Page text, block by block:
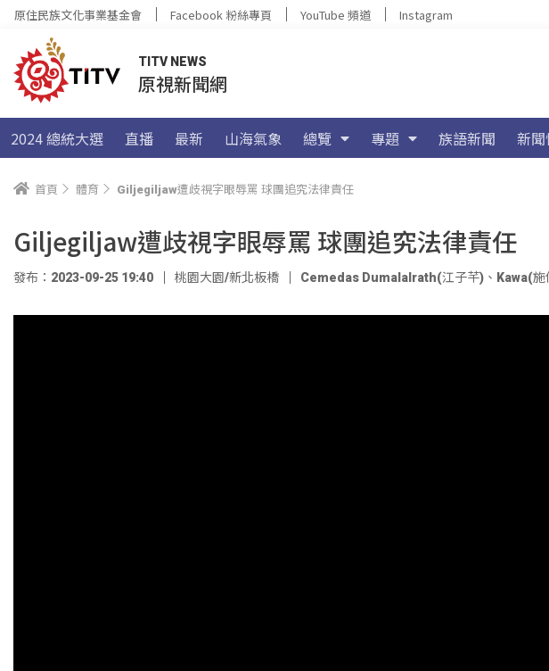
原住民族文化事業基金會 Facebook 粉絲專頁 YouTube 頻道 Instagram
TITV NEWS
原視新聞網
2024 總統大選 直播 最新 山海氣象 總覽 專題 族語新聞 新聞
首頁 體育 Giljegiljaw遭歧視字眼辱罵 球團追究法律責任
Giljegiljaw遭歧視字眼辱罵 球團追究法律責任
發布：2023-09-25 19:40 桃園大園/新北板橋 Cemedas Dumalalrath(江子芊) 、 Kawa(施